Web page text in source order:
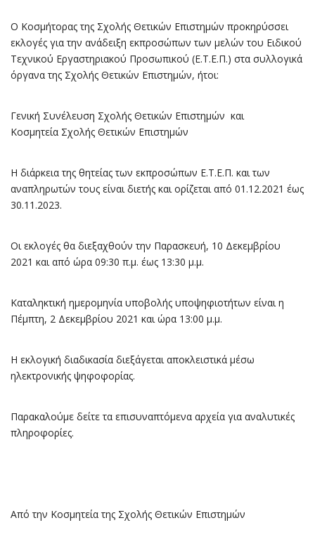
Ο Κοσμήτορας της Σχολής Θετικών Επιστημών προκηρύσσει
εκλογές για την ανάδειξη εκπροσώπων των μελών του Ειδικού
Τεχνικού Εργαστηριακού Προσωπικού (Ε.Τ.Ε.Π.) στα συλλογικά
όργανα της Σχολής Θετικών Επιστημών, ήτοι:
Γενική Συνέλευση Σχολής Θετικών Επιστημών και
Κοσμητεία Σχολής Θετικών Επιστημών
Η διάρκεια της θητείας των εκπροσώπων Ε.Τ.Ε.Π. και των
αναπληρωτών τους είναι διετής και ορίζεται από 01.12.2021 έως
30.11.2023.
Οι εκλογές θα διεξαχθούν την Παρασκευή, 10 Δεκεμβρίου
2021 και από ώρα 09:30 π.μ. έως 13:30 μ.μ.
Καταληκτική ημερομηνία υποβολής υποψηφιοτήτων είναι η
Πέμπτη, 2 Δεκεμβρίου 2021 και ώρα 13:00 μ.μ.
Η εκλογική διαδικασία διεξάγεται αποκλειστικά μέσω
ηλεκτρονικής ψηφοφορίας.
Παρακαλούμε δείτε τα επισυναπτόμενα αρχεία για αναλυτικές
πληροφορίες.
Από την Κοσμητεία της Σχολής Θετικών Επιστημών